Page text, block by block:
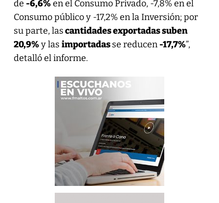
de -6,6%en el Consumo Privado, -7,8% en el
Consumo público y -17,2% en la Inversión; por
su parte, lascantidades exportadas suben
20,9%y las importadasse reducen -17,7%”,
detalló el informe.